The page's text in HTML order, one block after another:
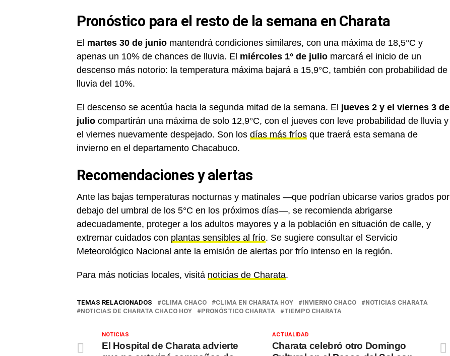
Pronóstico para el resto de la semana en Charata
El martes 30 de junio mantendrá condiciones similares, con una máxima de 18,5°C y
apenas un 10% de chances de lluvia. El miércoles 1° de julio marcará el inicio de un
descenso más notorio: la temperatura máxima bajará a 15,9°C, también con probabilidad de
lluvia del 10%.
El descenso se acentúa hacia la segunda mitad de la semana. El jueves 2 y el viernes 3 de
julio compartirán una máxima de solo 12,9°C, con el jueves con leve probabilidad de lluvia y
el viernes nuevamente despejado. Son los días más fríos que traerá esta semana de
invierno en el departamento Chacabuco.
Recomendaciones y alertas
Ante las bajas temperaturas nocturnas y matinales —que podrían ubicarse varios grados por
debajo del umbral de los 5°C en los próximos días—, se recomienda abrigarse
adecuadamente, proteger a los adultos mayores y a la población en situación de calle, y
extremar cuidados con plantas sensibles al frío. Se sugiere consultar el Servicio
Meteorológico Nacional ante la emisión de alertas por frío intenso en la región.
Para más noticias locales, visitá noticias de Charata.
TEMAS RELACIONADOS CLIMA CHACO CLIMA EN CHARATA HOY INVIERNO CHACO
NOTICIAS CHARATA
NOTICIAS DE CHARATA CHACO HOY
PRONÓSTICO CHARATA TIEMPO CHARATA
ACTUALIDAD
Charata celebró otro Domingo
NOTICIAS
El Hospital de Charata advierte